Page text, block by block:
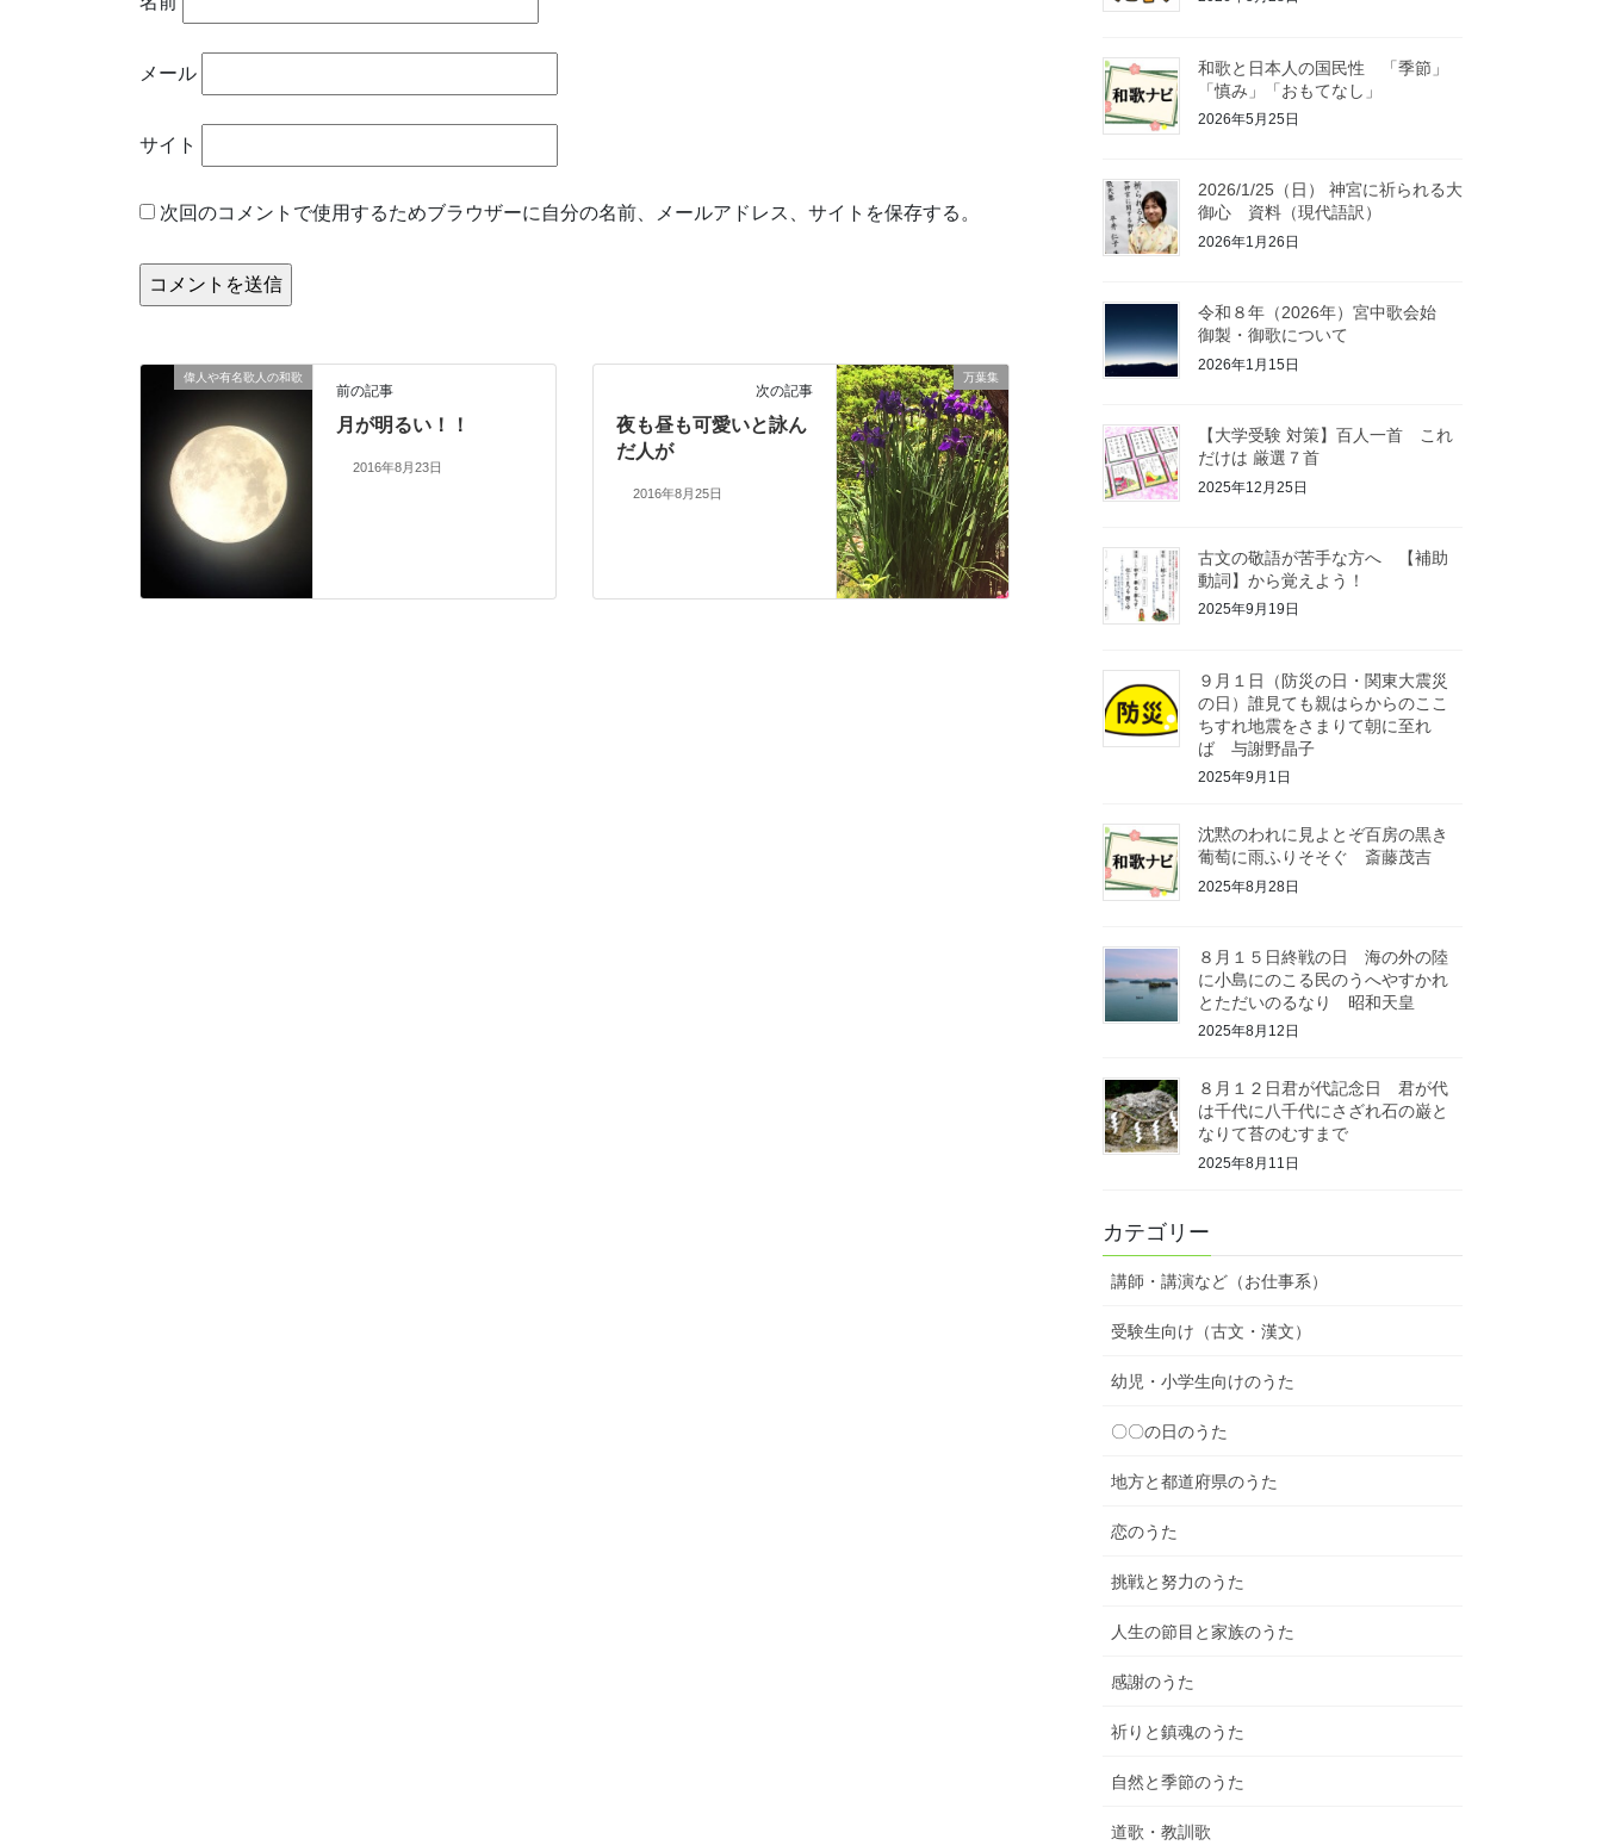
メール
サイト
次回のコメントで使用するためブラウザーに自分の名前、メールアドレス、サイトを保存する。
偉人や有名歌人の和歌
前の記事
月が明るい！！
2016年8月23日
万葉集
次の記事
夜も昼も可愛いと詠ん
だ人が
2016年8月25日
和歌と日本人の国民性 「季節」
「慎み」「おもてなし」
2026年5月25日
2026/1/25（日） 神宮に祈られる大
御心 資料（現代語訳）
2026年1月26日
令和８年（2026年）宮中歌会始
御製・御歌について
2026年1月15日
【大学受験 対策】百人一首 これ
だけは 厳選７首
2025年12月25日
古文の敬語が苦手な方へ 【補助
動詞】から覚えよう！
2025年9月19日
９月１日（防災の日・関東大震災
の日）誰見ても親はらからのここ
ちすれ地震をさまりて朝に至れ
ば 与謝野晶子
2025年9月1日
沈黙のわれに見よとぞ百房の黒き
葡萄に雨ふりそそぐ 斎藤茂吉
2025年8月28日
８月１５日終戦の日 海の外の陸
に小島にのこる民のうへやすかれ
とただいのるなり 昭和天皇
2025年8月12日
８月１２日君が代記念日 君が代
は千代に八千代にさざれ石の巌と
なりて苔のむすまで
2025年8月11日
カテゴリー
講師・講演など（お仕事系）
受験生向け（古文・漢文）
幼児・小学生向けのうた
〇〇の日のうた
地方と都道府県のうた
恋のうた
挑戦と努力のうた
人生の節目と家族のうた
感謝のうた
祈りと鎮魂のうた
自然と季節のうた
道歌・教訓歌